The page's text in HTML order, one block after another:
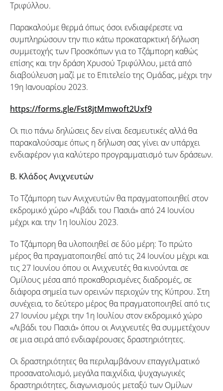
Τριφύλλου.
Παρακαλούμε θερμά όπως όσοι ενδιαφέρεστε να
συμπληρώσουν την πιο κάτω προκαταρκτική δήλωση
συμμετοχής των Προσκόπων για το Τζάμπορη καθώς
επίσης και την δράση Χρυσού Τριφύλλου, μετά από
διαβούλευση μαζί με το Επιτελείο της Ομάδας, μέχρι την
19η Ιανουαρίου 2023.
https://forms.gle/Fst8jtMmwoft2Uxf9
Οι πιο πάνω δηλώσεις δεν είναι δεσμευτικές αλλά θα
παρακαλούσαμε όπως η δήλωση σας γίνει αν υπάρχει
ενδιαφέρον για καλύτερο προγραμματισμό των δράσεων.
Β. Κλάδος Ανιχνευτών
Το Τζάμπορη των Ανιχνευτών θα πραγματοποιηθεί στον
εκδρομικό χώρο «Λιβάδι του Πασιά» από 24 Ιουνίου
μέχρι και την 1η Ιουλίου 2023.
Το Τζάμπορη θα υλοποιηθεί σε δύο μέρη: Το πρώτο
μέρος θα πραγματοποιηθεί από τις 24 Ιουνίου μέχρι και
τις 27 Ιουνίου όπου οι Ανιχνευτές θα κινούνται σε
Ομίλους μέσα από προκαθορισμένες διαδρομές, σε
διάφορα σημεία των ορεινών περιοχών της Κύπρου. Στη
συνέχεια, το δεύτερο μέρος θα πραγματοποιηθεί από τις
27 Ιουνίου μέχρι την 1η Ιουλίου στον εκδρομικό χώρο
«Λιβάδι του Πασιά» όπου οι Ανιχνευτές θα συμμετέχουν
σε μια σειρά από ενδιαφέρουσες δραστηριότητες.
Οι δραστηριότητες θα περιλαμβάνουν επαγγελματικό
προσανατολισμό, μεγάλα παιχνίδια, ψυχαγωγικές
δραστηριότητες, διαγωνισμούς μεταξύ των Ομίλων